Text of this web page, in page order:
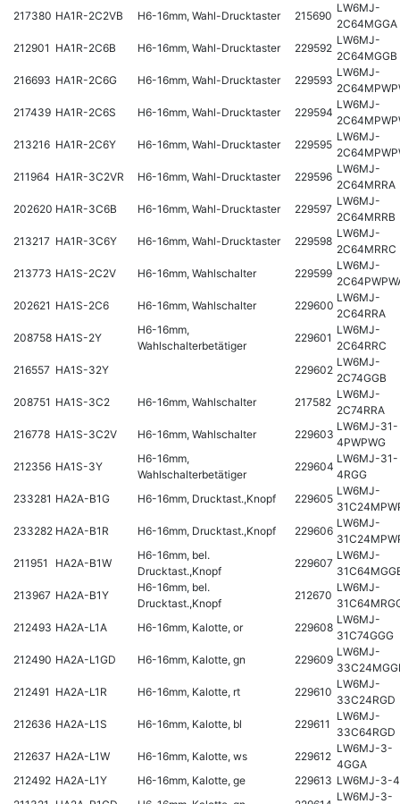
217380 HA1R-2C2VB H6-16mm, Wahl-Drucktaster 215690
LW6MJ-
2C64MGGA
212901 HA1R-2C6B H6-16mm, Wahl-Drucktaster 229592
LW6MJ-
2C64MGGB
216693 HA1R-2C6G H6-16mm, Wahl-Drucktaster 229593
LW6MJ-
217439 HA1R-2C6S H6-16mm, Wahl-Drucktaster 229594
LW6MJ-
213216 HA1R-2C6Y H6-16mm, Wahl-Drucktaster 229595
LW6MJ-
211964 HA1R-3C2VR H6-16mm, Wahl-Drucktaster 229596
LW6MJ-
2C64MRRA
202620 HA1R-3C6B H6-16mm, Wahl-Drucktaster 229597
LW6MJ-
2C64MRRB
213217 HA1R-3C6Y H6-16mm, Wahl-Drucktaster 229598
LW6MJ-
2C64MRRC
213773 HA1S-2C2V H6-16mm, Wahlschalter 229599
LW6MJ-
202621 HA1S-2C6 H6-16mm, Wahlschalter 229600
LW6MJ-
2C64RRA
208758 HA1S-2Y
H6-16mm,
Wahlschalterbetätiger
229601
LW6MJ-
2C64RRC
216557 HA1S-32Y 229602
LW6MJ-
2C74GGB
208751 HA1S-3C2 H6-16mm, Wahlschalter 217582
LW6MJ-
2C74RRA
216778 HA1S-3C2V H6-16mm, Wahlschalter 229603
LW6MJ-31-
4PWPWG
212356 HA1S-3Y
H6-16mm,
Wahlschalterbetätiger
229604
LW6MJ-31-
4RGG
233281 HA2A-B1G H6-16mm, Drucktast.,Knopf 229605
LW6MJ-
233282 HA2A-B1R H6-16mm, Drucktast.,Knopf 229606
LW6MJ-
211951
HA2A-B1W
H6-16mm, bel.
Drucktast.,Knopf
229607
LW6MJ-
213967 HA2A-B1Y
H6-16mm, bel.
Drucktast.,Knopf
212670
LW6MJ-
212493 HA2A-L1A H6-16mm, Kalotte, or 229608
LW6MJ-
31C74GGG
212490 HA2A-L1GD H6-16mm, Kalotte, gn 229609
LW6MJ-
212491 HA2A-L1R H6-16mm, Kalotte, rt 229610
LW6MJ-
33C24RGD
212636 HA2A-L1S H6-16mm, Kalotte, bl 229611
LW6MJ-
33C64RGD
212637 HA2A-L1W H6-16mm, Kalotte, ws 229612
LW6MJ-3-
4GGA
212492 HA2A-L1Y H6-16mm, Kalotte, ge 229613 LW6MJ-3-
LW6MJ-3-